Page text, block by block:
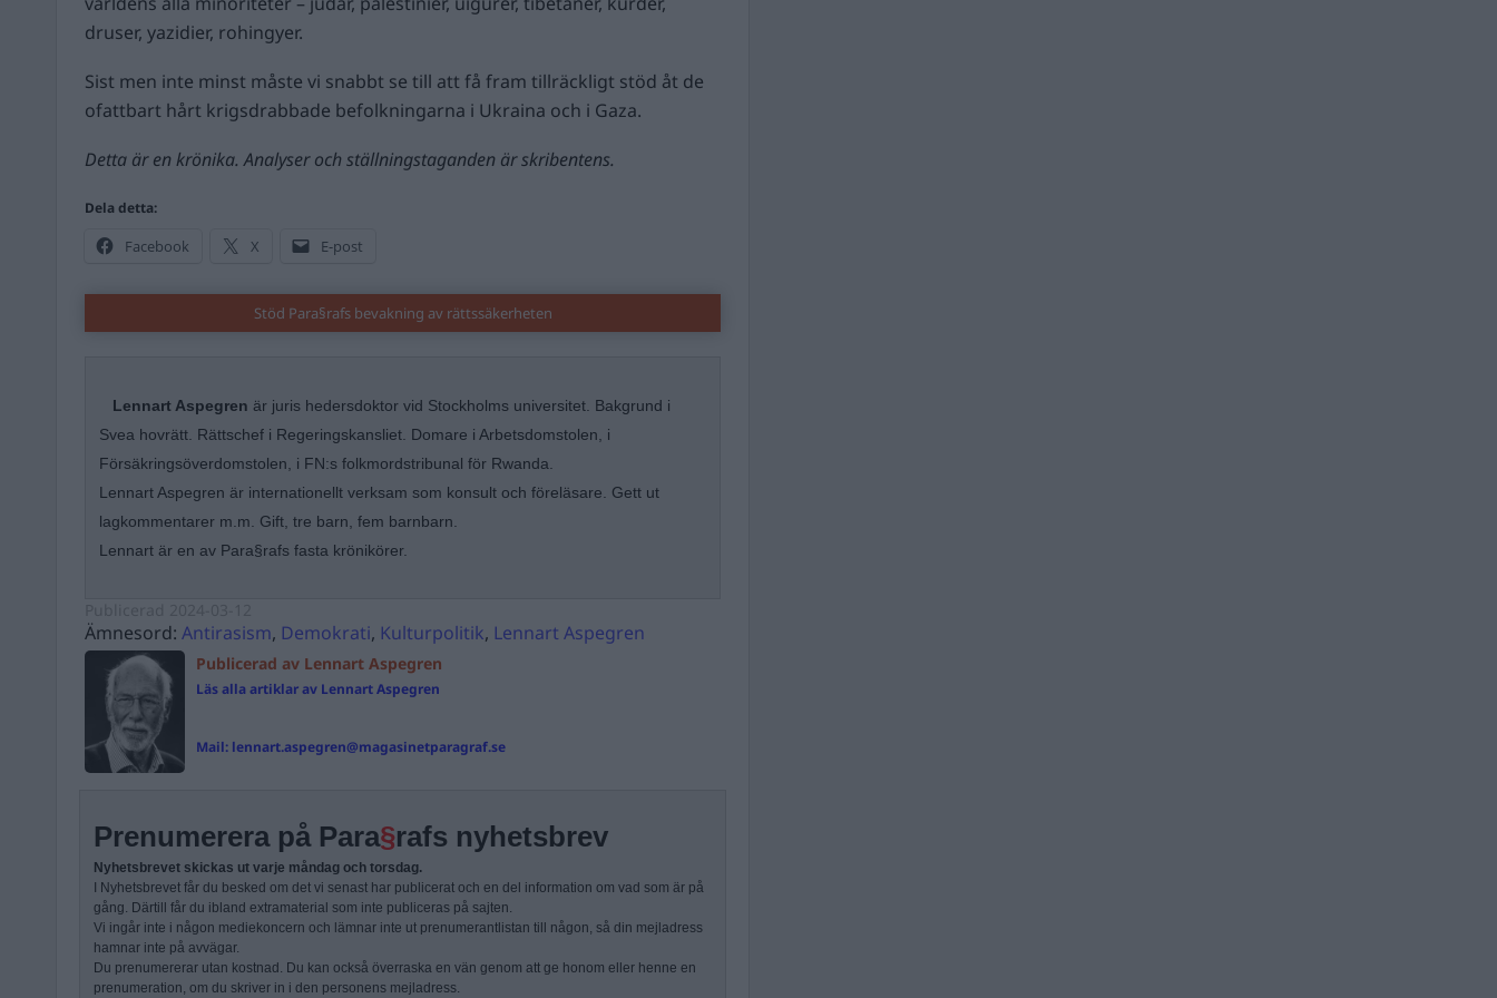
druser, yazidier, rohingyer.
Sist men inte minst måste vi snabbt se till att få fram tillräckligt stöd åt de
ofattbart hårt krigsdrabbade befolkningarna i Ukraina och i Gaza.
Detta är en krönika. Analyser och ställningstaganden är skribentens.
Dela detta:
Facebook X E-post
Stöd Para§rafs bevakning av rättssäkerheten
Lennart Aspegren är juris hedersdoktor vid Stockholms universitet. Bakgrund i
Svea hovrätt. Rättschef i Regeringskansliet. Domare i Arbetsdomstolen, i
Försäkringsöverdomstolen, i FN:s folkmordstribunal för Rwanda.
Lennart Aspegren är internationellt verksam som konsult och föreläsare. Gett ut
lagkommentarer m.m. Gift, tre barn, fem barnbarn.
Lennart är en av Para§rafs fasta krönikörer.
Ämnesord: Antirasism, Demokrati, Kulturpolitik, Lennart Aspegren
Publicerad av Lennart Aspegren
Läs alla artiklar av Lennart Aspegren
Mail: lennart.aspegren@magasinetparagraf.se
Prenumerera på Para§rafs nyhetsbrev
Nyhetsbrevet skickas ut varje måndag och torsdag.
I Nyhetsbrevet får du besked om det vi senast har publicerat och en del information om vad som är på
gång. Därtill får du ibland extramaterial som inte publiceras på sajten.
Vi ingår inte i någon mediekoncern och lämnar inte ut prenumerantlistan till någon, så din mejladress
hamnar inte på avvägar.
Du prenumererar utan kostnad. Du kan också överraska en vän genom att ge honom eller henne en
prenumeration, om du skriver in i den personens mejladress.